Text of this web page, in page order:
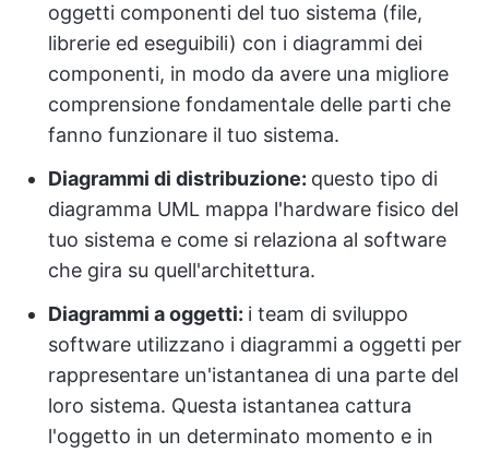
oggetti componenti del tuo sistema (file,
librerie ed eseguibili) con i diagrammi dei
componenti, in modo da avere una migliore
comprensione fondamentale delle parti che
fanno funzionare il tuo sistema.
Diagrammi di distribuzione: questo tipo di
diagramma UML mappa l'hardware fisico del
tuo sistema e come si relaziona al software
che gira su quell'architettura.
Diagrammi a oggetti: i team di sviluppo
software utilizzano i diagrammi a oggetti per
rappresentare un'istantanea di una parte del
loro sistema. Questa istantanea cattura
l'oggetto in un determinato momento e in